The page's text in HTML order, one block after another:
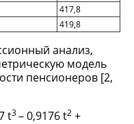
417,8
419,8
анализ,
модель
пенсионеров [2,
t3– 0,9176 t2 +